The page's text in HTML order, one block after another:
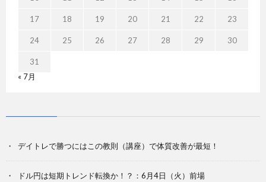
17 18 19 20 21 22 23
24 25 26 27 28 29 30
31
« 7月
デイトレで勝つにはこの教則（講座）で体質改善が最短！
ドル円は短期トレンド転換か！？：6月4日（火）前場